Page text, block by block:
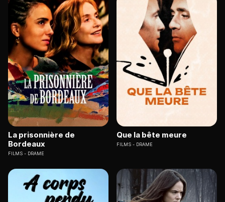
La prisonnière de
Bordeaux
FILMS DRAME
Que la bête meure
FILMS DRAME